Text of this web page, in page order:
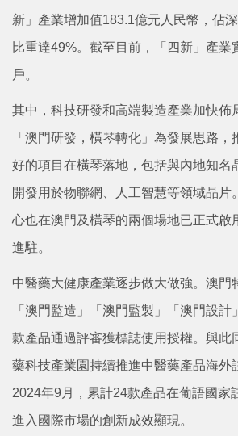
新」產業增加值183.1億元人民幣，佔
比重達49%。截至目前，「四新」產業
戶。
其中，科技研發和高端製造產業加快佈
「澳門研發，橫琴轉化」為發展思路
好的項目在橫琴落地，包括與內地知名
開發用於物聯網、人工智慧等領域晶片
心也在澳門及橫琴的兩個場地已正式啟
進駐。
中醫藥大健康產業逐步做大做強。澳門
「澳門監造」「澳門監製」「澳門設
款產品通過評審獲標誌使用授權。與此
藥科技產業園持續推進中醫藥產品海外
2024年9月，累計24款產品在葡語國家
進入國際市場的創新成效顯現。